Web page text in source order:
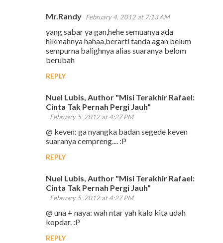
Mr.Randy February 4, 2012 at 7:13 AM
yang sabar ya gan,hehe semuanya ada
hikmahnya hahaa,berarti tanda agan belum
sempurna balighnya alias suaranya belom
berubah
REPLY
Nuel Lubis, Author "Misi Terakhir Rafael:
Cinta Tak Pernah Pergi Jauh"
February 5, 2012 at 4:27 PM
@ keven: ga nyangka badan segede keven
suaranya cempreng.... :P
REPLY
Nuel Lubis, Author "Misi Terakhir Rafael:
Cinta Tak Pernah Pergi Jauh"
February 5, 2012 at 4:27 PM
@ una + naya: wah ntar yah kalo kita udah
kopdar. :P
REPLY